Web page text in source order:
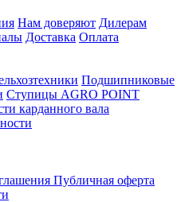
Нам доверяют Дилерам
Доставка Оплата
Подшипниковые
Ступицы AGRO POINT
карданного вала
Публичная оферта